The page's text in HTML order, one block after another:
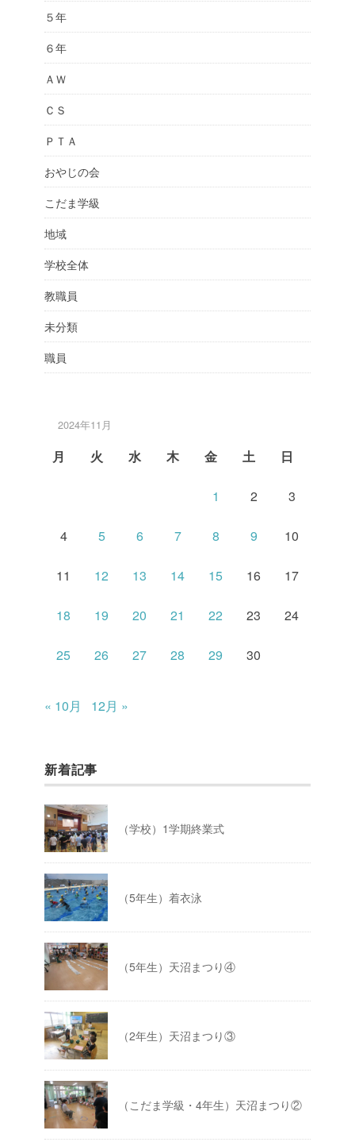
５年
６年
ＡＷ
ＣＳ
ＰＴＡ
おやじの会
こだま学級
地域
学校全体
教職員
未分類
職員
2024年11月
月 火 水 木 金 土 日
1 2 3
4 5 6 7 8 9 10
11 12 13 14 15 16 17
18 19 20 21 22 23 24
25 26 27 28 29 30
« 10月 12月 »
新着記事
（学校）1学期終業式
（5年生）着衣泳
（5年生）天沼まつり④
（2年生）天沼まつり③
（こだま学級・4年生）天沼まつり②